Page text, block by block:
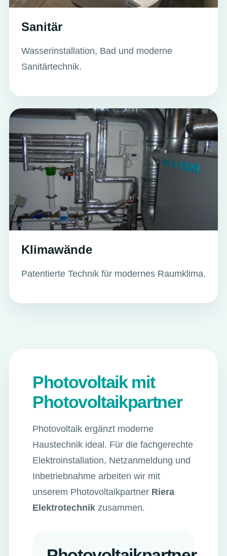
Sanitär
Wasserinstallation, Bad und moderne
Sanitärtechnik.
Klimawände
Patentierte Technik für modernes Raumklima.
Photovoltaik mit
Photovoltaikpartner
Photovoltaik ergänzt moderne
Haustechnik ideal. Für die fachgerechte
Elektroinstallation, Netzanmeldung und
Inbetriebnahme arbeiten wir mit
unserem Photovoltaikpartner Riera
Elektrotechnik zusammen.